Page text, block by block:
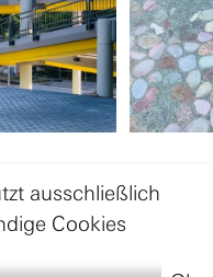
ausschließlich
Cookies